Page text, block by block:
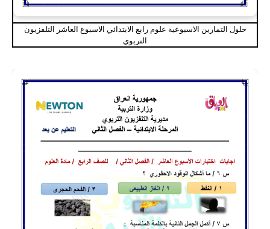
حلول التمارين الاسبوعية علوم رابع الابتدائي الاسبوع العاشر التلفزيون
التربوي